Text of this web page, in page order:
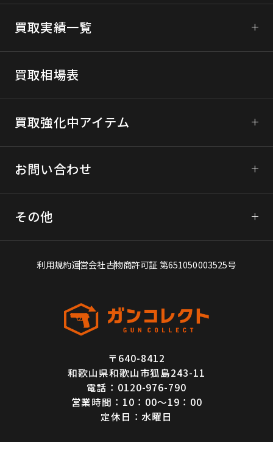
宅配買取について
買取の流れ
LINE査定の詳細
宅配買取に関するご利用規約
宅配買取のお申込みはこちら
買取実績一覧
ブローバックガスガンの買取
エアコッキングガンの買取
パーツ、ミリタリーグッズの買取
買取相場表
買取強化中アイテム
KSC
WA（ウエスタンアームズ）
買取アイテム一覧
お問い合わせ
電話問い合わせ
その他
お客様の声
特定商取引法に基づく表記
プライバシーポリシー
キャンセル・返品ポリシー
買取価格保証・査定基準について
利用規約運営会社古物商許可証 第651050003525号
〒640-8412
和歌山県和歌山市狐島243-11
電話：0120-976-790
営業時間：10：00～19：00
定休日：水曜日